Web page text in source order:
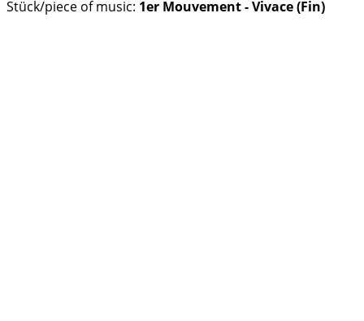
Stück/piece of music: 1er Mouvement - Vivace (Fin)